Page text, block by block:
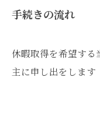
手続きの流れ
休暇取得を希望す
主に申し出をします